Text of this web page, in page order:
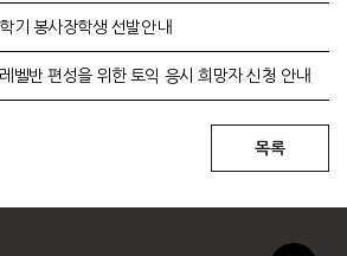
기 봉사장학생 선발안내
벨반 편성을 위한 토익 응시 희망자 신청 안내